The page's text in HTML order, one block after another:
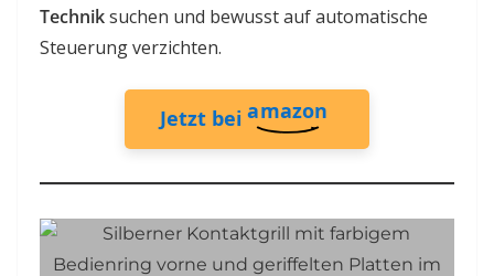
Techniksuchen und bewusst auf automatische
Steuerung verzichten.
Jetzt bei amazon